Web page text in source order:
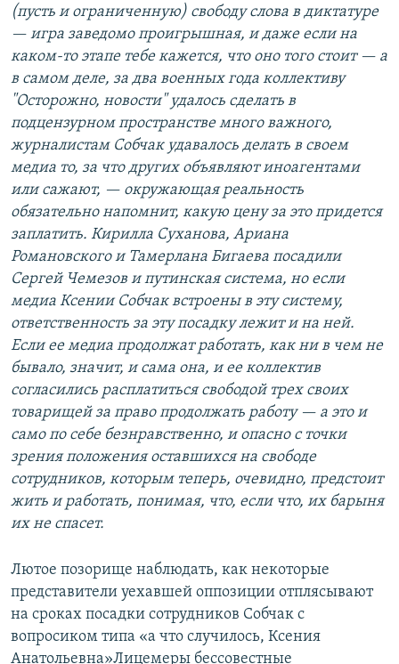
(пусть и ограниченную) свободу слова в диктатуре
— игра заведомо проигрышная, и даже если на
каком-то этапе тебе кажется, что оно того стоит — а
в самом деле, за два военных года коллективу
"Осторожно, новости" удалось сделать в
подцензурном пространстве много важного,
журналистам Собчак удавалось делать в своем
медиа то, за что других объявляют иноагентами
или сажают, — окружающая реальность
обязательно напомнит, какую цену за это придется
заплатить. Кирилла Суханова, Ариана
Романовского и Тамерлана Бигаева посадили
Сергей Чемезов и путинская система, но если
медиа Ксении Собчак встроены в эту систему,
ответственность за эту посадку лежит и на ней.
Если ее медиа продолжат работать, как ни в чем не
бывало, значит, и сама она, и ее коллектив
согласились расплатиться свободой трех своих
товарищей за право продолжать работу — а это и
само по себе безнравственно, и опасно с точки
зрения положения оставшихся на свободе
сотрудников, которым теперь, очевидно, предстоит
жить и работать, понимая, что, если что, их барыня
их не спасет.
Лютое позорище наблюдать, как некоторые
представители уехавшей оппозиции отплясывают
на сроках посадки сотрудников Собчак с
вопросиком типа «а что случилось, Ксения
Анатольевна»Лицемеры бессовестные